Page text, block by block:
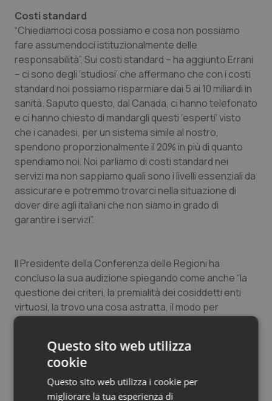
Quotidiano Chirurgia
Quotidiano Oncologia
Quotidiano Pediatria
Rene & patologie urogenitali
Salute orale & impianti
Sangue & coagulazione
Tiroide
Tumore ovarico
Tumori del Polmone & Testa Collo
Ulcera & Reflusso
Vaccini
Costi standard
“Chiediamoci cosa possiamo e cosa non possiamo
fare assumendoci istituzionalmente delle
responsabilità”. Sui costi standard – ha aggiunto Errani
– ci sono degli ‘studiosi’ che affermano che con i costi
standard noi possiamo risparmiare dai 5 ai 10 miliardi in
sanità. Saputo questo, dal Canada, ci hanno telefonato
e ci hanno chiesto di mandargli questi ‘esperti’ visto
che i canadesi, per un sistema simile al nostro,
spendono proporzionalmente il 20% in più di quanto
spendiamo noi. Noi parliamo di costi standard nei
servizi ma non sappiamo quali sono i livelli essenziali da
assicurare e potremmo trovarci nella situazione di
dover dire agli italiani che non siamo in grado di
garantire i servizi”.
Il Presidente della Conferenza delle Regioni ha
concluso la sua audizione spiegando come anche “la
questione dei criteri, la premialità dei cosiddetti enti
virtuosi, la trovo una cosa astratta, il modo per
risolvere un problema puntuale ma il federalismo
lo è almeno per chi è veramente federalista. Ripeto è il
momento di fermarsi e fare una valutazione
complessiva per stabilire i fini, i costi e le competenze.
Mettiamoci attorno ad un tavolo e cerchiamo di capire
Questo sito web utilizza
cookie
Questo sito web utilizza i cookie per
migliorare la tua esperienza di